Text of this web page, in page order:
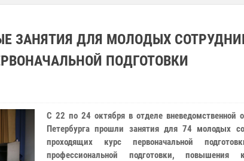
ЗАНЯТИЯ ДЛЯ МОЛОДЫХ
ПОДГОТОВКИ
С 22 по 24 октября в отделе вневедомственной
Петербурга прошли занятия для 74 молодых
проходящих курс первоначальной
профессиональной подготовки, повышения